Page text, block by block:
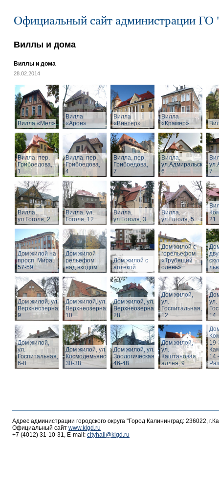
Официальный сайт администрации ГО
Виллы и дома
Виллы и дома
28.02.2014
Вилла «Мел»
Вилла
«Арон»
Вилла
«Винтер»
Вилла
«Крамер»
Вилла, пер.
Грибоедова,
1
Вилла, пер.
Грибоедова,
4
Вилла, пер.
Грибоедова,
7
Вилла,
ул.Адмиральская,
6
7
Вилла,
ул.Гоголя, 2
Вилла, ул.
Гоголя, 12
Вилла,
ул.Гоголя, 3
Вилла,
ул.Гоголя, 5
21
Дом жилой на
просп. Мира,
57-59
Дом жилой
рельефом
над входом
Дом жилой с
аптекой
Дом жилой с
горельефом
«Трубящий
олень»
Дом жилой, ул.
Верхнеозерная,
9
Дом жилой, ул.
Верхнеозерная,
10
Дом жилой, ул.
Верхнеозерная,
28
Дом жилой,
ул.
Госпитальная,
12
ул.
14
Дом жилой,
ул.
Госпитальная,
6-8
Дом жилой, ул. З.
Космодемьянской
30-38
Дом жилой, ул.
Зоологическая,
46-48
Дом жилой,
ул.
Каштановая
аллея, 9
14
Адрес администрации городского округа "Город Калининград: 236022,
Официальный сайт www.klgd.ru
+7 (4012) 31-10-31, E-mail: cityhall@klgd.ru